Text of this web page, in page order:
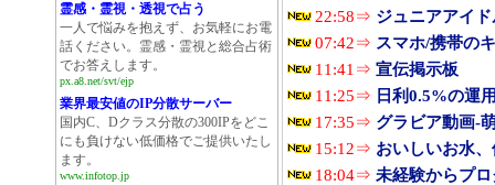
霊感・霊視・透視で占う
一人で悩みを抱えず、お気軽にお電
話ください。霊感・霊視と総合占術
でお答えします。
px.a8.net/svt/ejp
業界最安値のIP分散サーバー
国内C、Dクラス分散の300IPをどこ
にも負けない低価格でご提供いたし
ます。
www.infotop.jp
22:58⇒ ジュニアアイ
07:42⇒ スマホ/携帯の
11:41⇒ 宣伝掲示板
11:25⇒ 日利0.5%の運
17:35⇒ グラビア動画-
15:12⇒ おいしいお水
18:04⇒ 未経験からプ